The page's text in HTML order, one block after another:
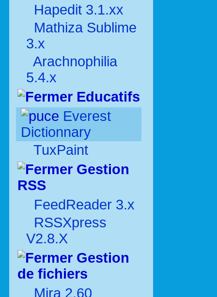
Hapedit 3.1.xx
Mathiza Sublime
3.x
Arachnophilia
5.4.x
Educatifs
Everest
Dictionnary
TuxPaint
Gestion
RSS
FeedReader 3.x
RSSXpress
V2.8.X
Gestion
de fichiers
Mira 2.60